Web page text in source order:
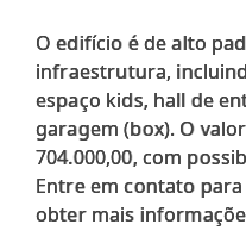
O edifício é de alto
infraestrutura,
espaço kids, hall de
garagem (box). O
704.000,00, com
Entre em contato